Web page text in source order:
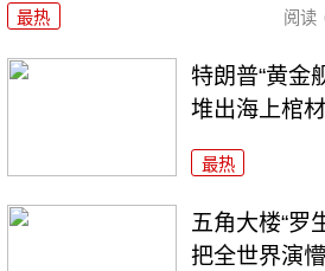
最热 阅读
特朗普“黄金
堆出海上棺材
最热
五角大楼“罗
把全世界演懵